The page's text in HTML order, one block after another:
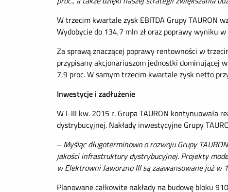
W trzecim kwartale zysk EBITDA Grupy TAURON
Wydobycie do 134,7 mln zł oraz poprawy wyniku
Za sprawą znaczącej poprawy rentowności w
przypisany akcjonariuszom jednostki dominującej
7,9 proc. W samym trzecim kwartale zysk netto
Inwestycje i zadłużenie
W I-III kw. 2015 r. Grupa TAURON kontynuowała
dystrybucyjnej. Nakłady inwestycyjne Grupy
– Myśląc długoterminowo o rozwoju Grupy
jakości infrastruktury dystrybucyjnej. Projekty
w Elektrowni Jaworzno III są zaawansowane już w
Planowane całkowite nakłady na budowę bloku